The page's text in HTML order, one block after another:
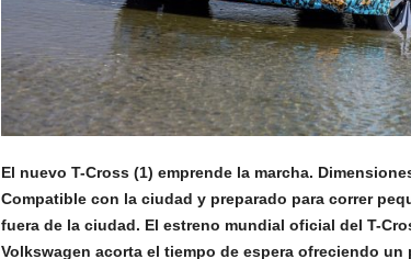
El nuevo T-Cross (1) emprende la marcha.
Compatible con la ciudad y preparado para correr
fuera de la ciudad. El estreno mundial oficial del T-
Volkswagen acorta el tiempo de espera ofreciendo un